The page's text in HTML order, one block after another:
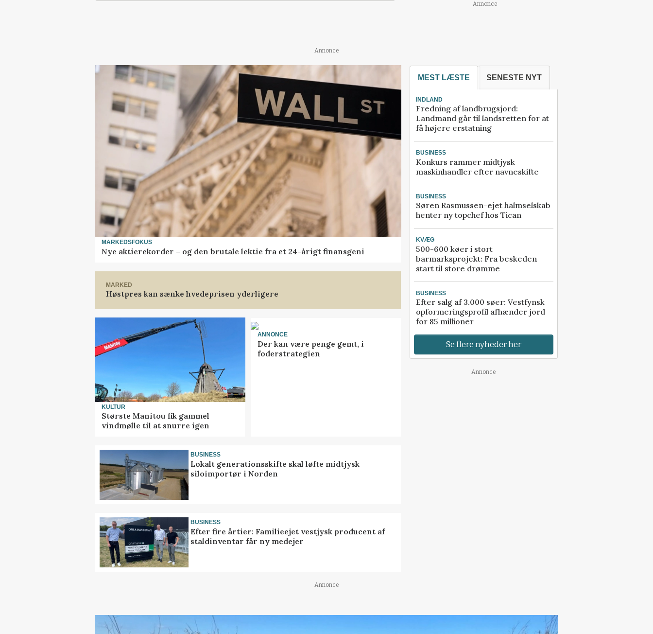
Annonce
Annonce
MARKEDSFOKUS
Nye aktierekorder – og den brutale lektie fra et 24-årigt finansgeni
MARKED
Høstpres kan sænke hvedeprisen yderligere
KULTUR
Største Manitou fik gammel
vindmølle til at snurre igen
ANNONCE
Der kan være penge gemt, i
foderstrategien
BUSINESS
Lokalt generationsskifte skal løfte midtjysk
siloimportør i Norden
BUSINESS
Efter fire årtier: Familieejet vestjysk producent af
staldinventar får ny medejer
MEST LÆSTE SENESTE NYT
INDLAND
Fredning af landbrugsjord:
Landmand går til landsretten for at
få højere erstatning
BUSINESS
Konkurs rammer midtjysk
maskinhandler efter navneskifte
BUSINESS
Søren Rasmussen-ejet halmselskab
henter ny topchef hos Tican
KVÆG
500-600 køer i stort
barmarksprojekt: Fra beskeden
start til store drømme
BUSINESS
Efter salg af 3.000 søer: Vestfynsk
opformeringsprofil afhænder jord
for 85 millioner
Se flere nyheder her
Annonce
Annonce